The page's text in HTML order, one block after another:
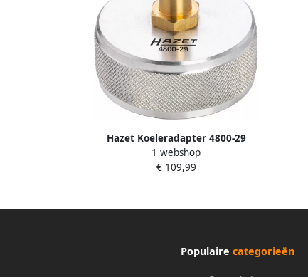
Hazet Koeleradapter 4800-29
1 webshop
€ 109,99
Populaire categorieën